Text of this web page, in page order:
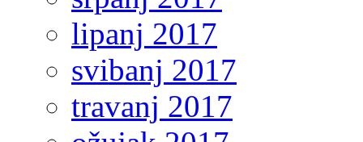
lipanj 2017
svibanj 2017
travanj 2017